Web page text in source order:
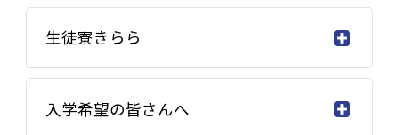
生徒寮きらら
入学希望の皆さんへ